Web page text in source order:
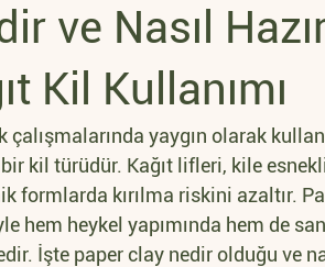
ve Nasıl
Kil Kullanımı
yaygın olarak
kil türüdür. Kağıt lifleri, kile
formlarda kırılma riskini azaltır.
hem heykel yapımında hem de
İşte paper clay nedir olduğu ve